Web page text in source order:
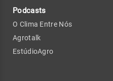
Podcasts
O Clima Entre Nós
Agrotalk
EstúdioAgro